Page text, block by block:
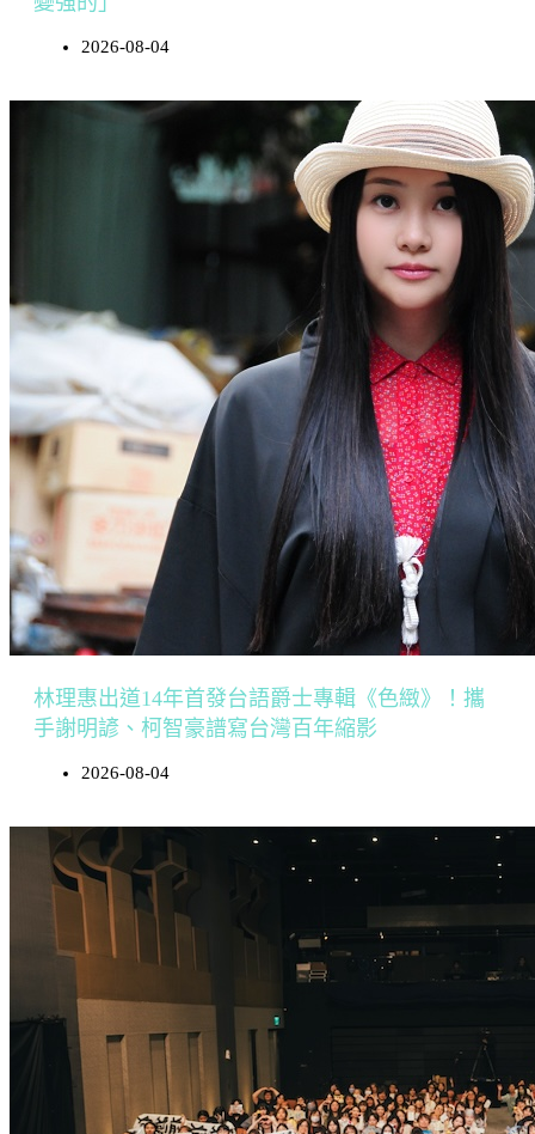
2026-08-04
林理惠出道14年首發台語爵士專輯《色緻》！攜
手謝明諺、柯智豪譜寫台灣百年縮影
2026-08-04